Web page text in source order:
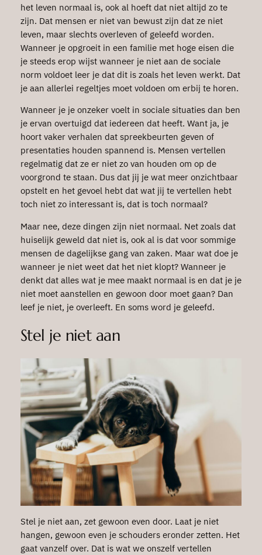
het leven normaal is, ook al hoeft dat niet altijd zo te
zijn. Dat mensen er niet van bewust zijn dat ze niet
leven, maar slechts overleven of geleefd worden.
Wanneer je opgroeit in een familie met hoge eisen die
je steeds erop wijst wanneer je niet aan de sociale
norm voldoet leer je dat dit is zoals het leven werkt. Dat
je aan allerlei regeltjes moet voldoen om erbij te horen.
Wanneer je je onzeker voelt in sociale situaties dan ben
je ervan overtuigd dat iedereen dat heeft. Want ja, je
hoort vaker verhalen dat spreekbeurten geven of
presentaties houden spannend is. Mensen vertellen
regelmatig dat ze er niet zo van houden om op de
voorgrond te staan. Dus dat jij je wat meer onzichtbaar
opstelt en het gevoel hebt dat wat jij te vertellen hebt
toch niet zo interessant is, dat is toch normaal?
Maar nee, deze dingen zijn niet normaal. Net zoals dat
huiselijk geweld dat niet is, ook al is dat voor sommige
mensen de dagelijkse gang van zaken. Maar wat doe je
wanneer je niet weet dat het niet klopt? Wanneer je
denkt dat alles wat je mee maakt normaal is en dat je je
niet moet aanstellen en gewoon door moet gaan? Dan
leef je niet, je overleeft. En soms word je geleefd.
Stel je niet aan
Stel je niet aan, zet gewoon even door. Laat je niet
hangen, gewoon even je schouders eronder zetten. Het
gaat vanzelf over. Dat is wat we onszelf vertellen